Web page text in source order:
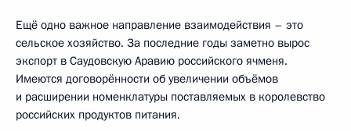
Ещё одно важное направление взаимодействия – это
сельское хозяйство. За последние годы заметно вырос
экспорт в Саудовскую Аравию российского ячменя.
Имеются договорённости об увеличении объёмов
и расширении номенклатуры поставляемых в королевство
российских продуктов питания.